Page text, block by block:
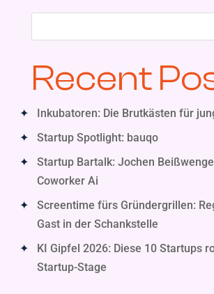
Recent
Inkubatoren: Die Brutkästen für
Startup Spotlight: bauqo
Startup Bartalk: Jochen
Coworker Ai
Screentime fürs Gründergrillen:
Gast in der Schankstelle
KI Gipfel 2026: Diese 10 Startups
Startup-Stage